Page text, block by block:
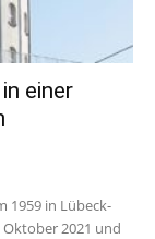
einer
1959 in Lübeck-
2021 und